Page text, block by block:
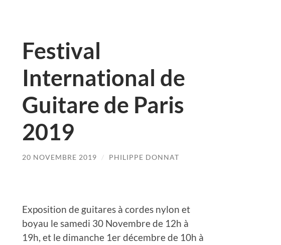
Festival
International de
Guitare de Paris
2019
20 NOVEMBRE 2019 / PHILIPPE DONNAT
Exposition de guitares à cordes nylon et
boyau le samedi 30 Novembre de 12h à
19h, et le dimanche 1er décembre de 10h à